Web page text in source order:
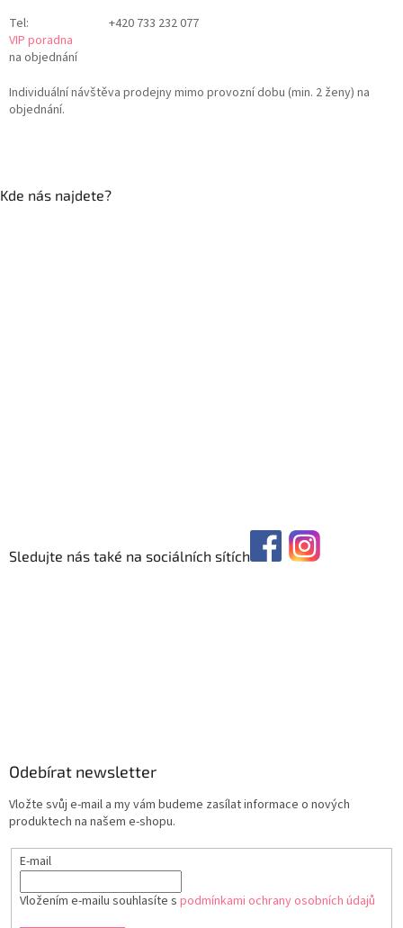
Tel:
+420 733 232 077
VIP poradna
na objednání
Individuální návštěva prodejny mimo provozní dobu (min. 2 ženy) na
objednání.
Kde nás najdete?
Sledujte nás také na sociálních sítích
Odebírat newsletter
Vložte svůj e-mail a my vám budeme zasílat informace o nových
produktech na našem e-shopu.
E-mail
Vložením e-mailu souhlasíte s podmínkami ochrany osobních údajů